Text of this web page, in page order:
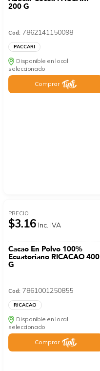
200 G
Cod: 7862141150098
PACCARI
Disponible en local
seleccionado
Comprar
PRECIO
$3.16 Inc. IVA
Cacao En Polvo 100%
Ecuatoriano RICACAO 400
G
Cod: 7861001250855
RICACAO
Disponible en local
seleccionado
Comprar